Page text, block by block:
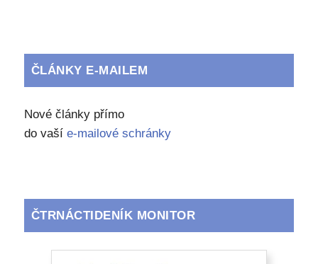
ČLÁNKY E-MAILEM
Nové články přímo
do vaší e-mailové schránky
ČTRNÁCTIDENÍK MONITOR